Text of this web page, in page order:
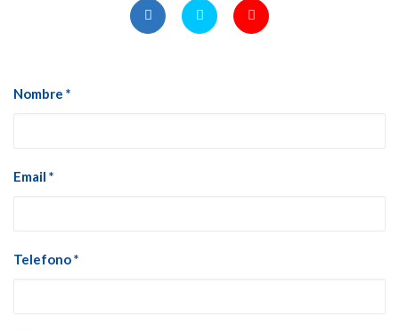
Nombre *
Email *
Telefono *